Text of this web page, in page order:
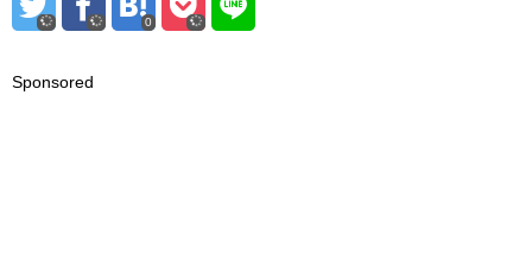
0
Sponsored